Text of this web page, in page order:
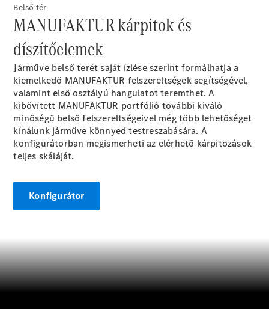
GLC
GLC
GLC Coupé
GLE
Új
GLE
Coupé
Új
GLS Új
Mercedes-
Maybach
GLS
Új
G-
osztály
Elektromos
G-osztály
Konfigurátor
Online
Belső tér
MANUFAKTUR kárpitok és
díszítőelemek
Járműve belső terét saját ízlése szerint formálhatja a
kiemelkedő MANUFAKTUR felszereltségek segítségével,
valamint első osztályú hangulatot teremthet. A
kibővített MANUFAKTUR portfólió további kiváló
minőségű belső felszereltségeivel még több lehetőséget
kínálunk járműve könnyed testreszabására. A
konfigurátorban megismerheti az elérhető kárpitozások
teljes skáláját.
Konfigurátor